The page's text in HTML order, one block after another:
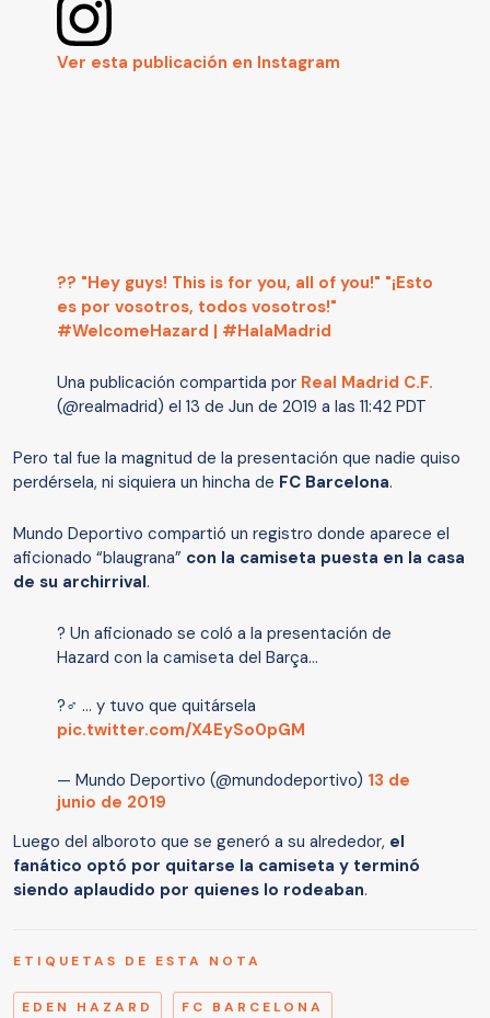
Ver esta publicación en Instagram
?? "Hey guys! This is for you, all of you!" "¡Esto
es por vosotros, todos vosotros!"
#WelcomeHazard | #HalaMadrid
Una publicación compartida por Real Madrid C.F.
(@realmadrid) el 13 de Jun de 2019 a las 11:42 PDT
Pero tal fue la magnitud de la presentación que nadie quiso
perdérsela, ni siquiera un hincha de FC Barcelona.
Mundo Deportivo compartió un registro donde aparece el
aficionado “blaugrana” con la camiseta puesta en la casa
de su archirrival.
? Un aficionado se coló a la presentación de
Hazard con la camiseta del Barça...
?‍♂️ ... y tuvo que quitársela
pic.twitter.com/X4EySo0pGM
— Mundo Deportivo (@mundodeportivo) 13 de
junio de 2019
Luego del alboroto que se generó a su alrededor, el
fanático optó por quitarse la camiseta y terminó
siendo aplaudido por quienes lo rodeaban.
ETIQUETAS DE ESTA NOTA
EDEN HAZARD FC BARCELONA